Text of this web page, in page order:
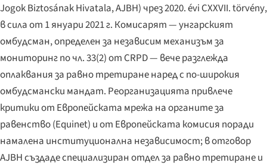
Jogok Biztosának Hivatala, AJBH) чрез2020. évi CXXVII. törvény,
в сила от 1 януари 2021 г. Комисарят — унгарският
омбудсман, определен за независим механизъм за
мониторинг по чл. 33(2) от CRPD — вече разглежда
оплаквания за равно третиране наред с по-широкия
омбудсмански мандат. Реорганизацията привлече
критики от Европейската мрежа на органите за
равенство (Equinet) и от Европейската комисия поради
намалена институционална независимост; в отговор
AJBH създаде специализиран отдел за равно третиране и